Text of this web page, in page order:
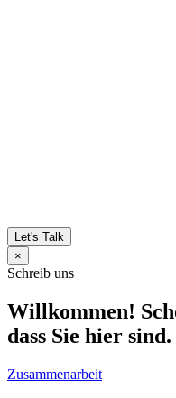
Let's Talk
×
Schreib uns
Willkommen!
dass Sie hier sind.
Zusammenarbeit